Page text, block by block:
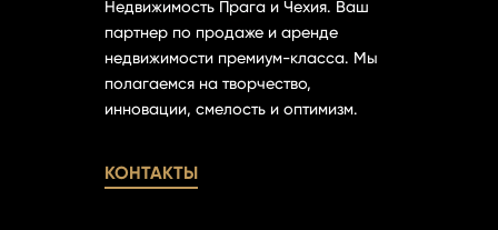
Недвижимость Прага и Чехия. Ваш
партнер по продаже и аренде
недвижимости премиум-класса. Мы
полагаемся на творчество,
инновации, смелость и оптимизм.
КОНТАКТЫ